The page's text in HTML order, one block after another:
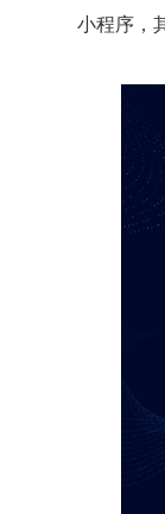
小程序，